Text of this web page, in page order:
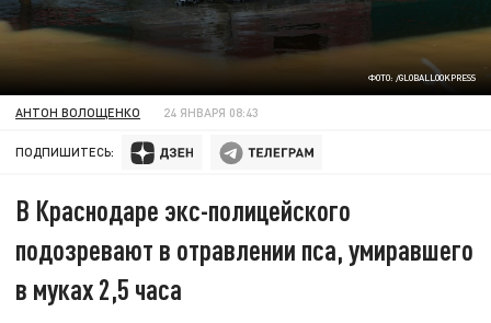
ФОТО: /GLOBALLOOKPRESS
АНТОН ВОЛОЩЕНКО 24 ЯНВАРЯ 08:43
ПОДПИШИТЕСЬ:
В Краснодаре экс-полицейского
подозревают в отравлении пса, умиравшего
в муках 2,5 часа